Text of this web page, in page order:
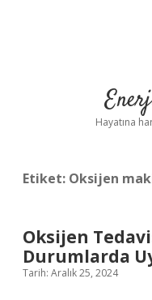
Hayatına
Etiket: Oksijen
Oksijen
Durumlarda
Tarih: Aralık 25, 2024